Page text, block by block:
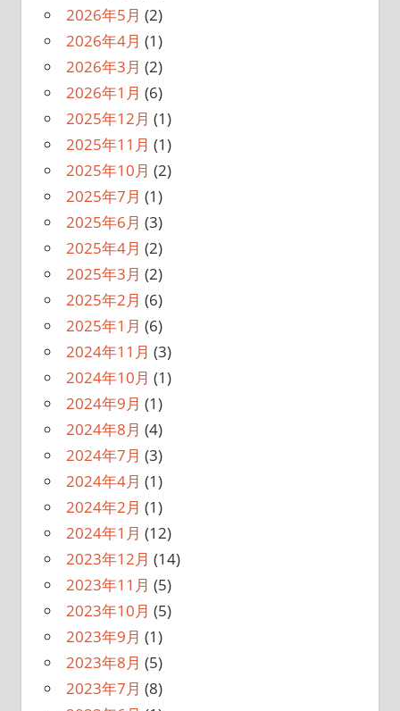
2026年5月 (2)
2026年4月 (1)
2026年3月 (2)
2026年1月 (6)
2025年12月 (1)
2025年11月 (1)
2025年10月 (2)
2025年7月 (1)
2025年6月 (3)
2025年4月 (2)
2025年3月 (2)
2025年2月 (6)
2025年1月 (6)
2024年11月 (3)
2024年10月 (1)
2024年9月 (1)
2024年8月 (4)
2024年7月 (3)
2024年4月 (1)
2024年2月 (1)
2024年1月 (12)
2023年12月 (14)
2023年11月 (5)
2023年10月 (5)
2023年9月 (1)
2023年8月 (5)
2023年7月 (8)